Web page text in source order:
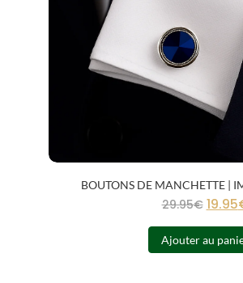
BOUTONS DE MANCHETTE |
29.95€ 19.95
Ajouter au